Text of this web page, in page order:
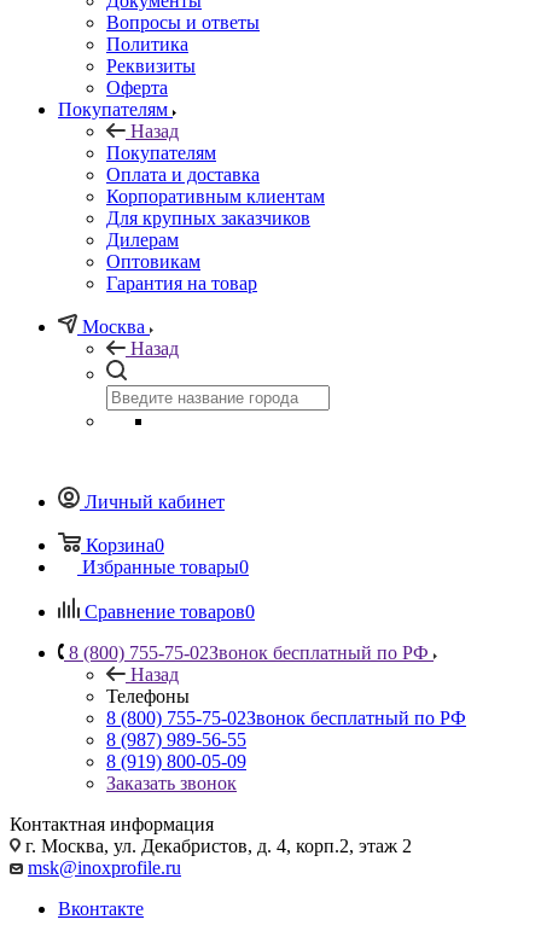
Вопросы и ответы
Политика
Реквизиты
Оферта
Покупателям
Назад
Покупателям
Оплата и доставка
Корпоративным клиентам
Для крупных заказчиков
Дилерам
Оптовикам
Гарантия на товар
Москва
Назад
Личный кабинет
Корзина0
Избранные товары0
Сравнение товаров0
8 (800) 755-75-02Звонок бесплатный по РФ
Назад
Телефоны
8 (800) 755-75-02Звонок бесплатный по РФ
8 (987) 989-56-55
8 (919) 800-05-09
Заказать звонок
Контактная информация
г. Москва, ул. Декабристов, д. 4, корп.2, этаж 2
msk@inoxprofile.ru
Вконтакте